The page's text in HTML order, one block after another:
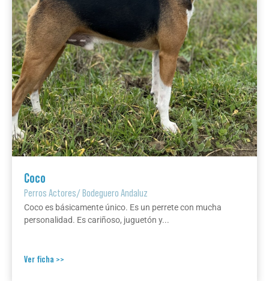
Coco
Perros Actores/Bodeguero Andaluz
Coco es básicamente único. Es un perrete con mucha
personalidad. Es cariñoso, juguetón y...
Ver ficha >>